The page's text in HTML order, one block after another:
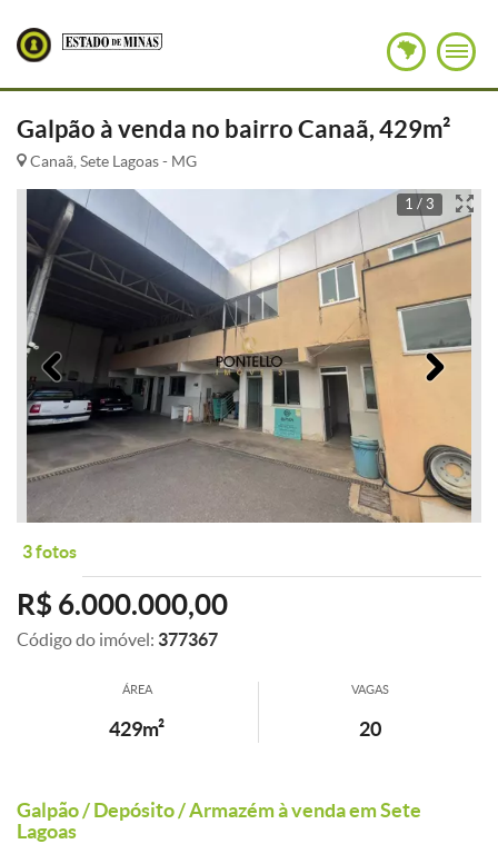
Galpão à venda no bairro Canaã, 429m²
Canaã, Sete Lagoas - MG
1 / 3
Anterior
3 fotos
R$ 6.000.000,00
Código do imóvel: 377367
ÁREA
429m²
VAGAS
20
Galpão / Depósito / Armazém à venda em Sete
Lagoas